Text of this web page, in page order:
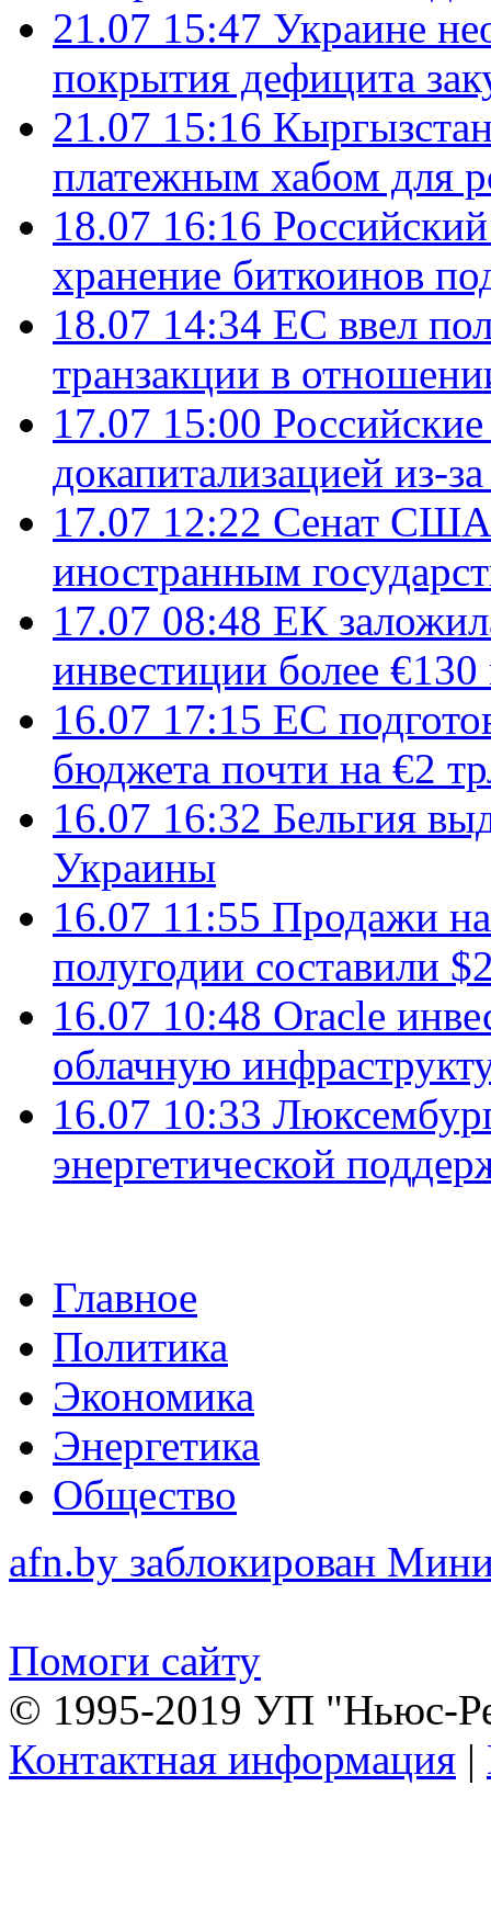
21.07 15:47 Украине
покрытия дефицита
21.07 15:16
платежным хабом для
18.07 16:16
хранение биткоинов
18.07 14:34 ЕС ввел
транзакции в
17.07 15:00
докапитализацией из-
17.07 12:22 Сенат США
иностранным
17.07 08:48 ЕК
инвестиции более
16.07 17:15 ЕС
бюджета почти на €2
16.07 16:32 Бельгия
Украины
16.07 11:55 Продажи
полугодии составили
16.07 10:48 Oracle
облачную
16.07 10:33
энергетической
Главное
Политика
Экономика
Энергетика
Общество
afn.by заблокирован
Помоги сайту
© 1995-2019 УП "Ньюс-
Контактная информация |